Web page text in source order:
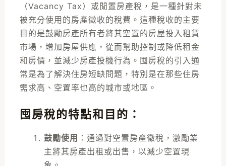
（Vacancy Tax）或閒置房產稅，是一種針對未
被充分使用的房產徵收的稅費。這種稅收的主要
目的是鼓勵房產所有者將其空置的房屋投入租賃
市場，增加房屋供應，從而幫助控制或降低租金
和房價，並減少房產投機行為。囤房稅的引入通
常是為了解決住房短缺問題，特別是在那些住房
需求高、空置率也高的城市或地區。
囤房稅的特點和目的：
鼓勵使用 ：通過對空置房產徵稅，激勵業
主將其房產出租或出售，以減少空置現